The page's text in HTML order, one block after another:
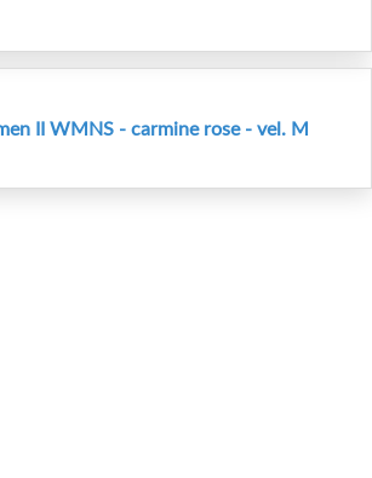
II WMNS - carmine rose - vel. M